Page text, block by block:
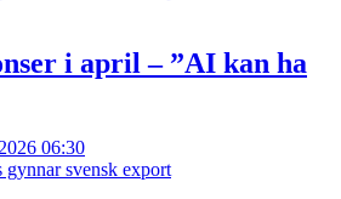
i april – ”AI kan ha
06:30